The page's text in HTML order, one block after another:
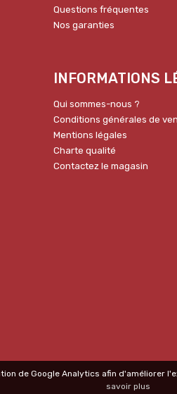
Questions fréquentes
Nos garanties
INFORMATIONS
Qui sommes-nous ?
Conditions générales de
Mentions légales
Charte qualité
Contactez le magasin
de Google Analytics afin d'améliorer
savoir plus